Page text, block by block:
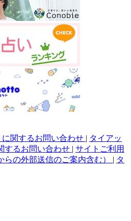
に関するお問い合わせ | タイアッ
するお問い合わせ | サイトご利用
らの外部送信のご案内含む） | タ